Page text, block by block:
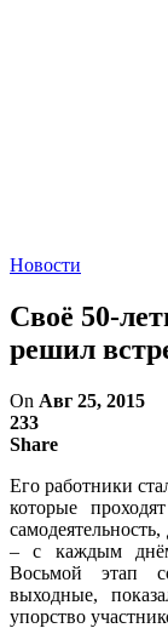
Новости
Своё 50-
решил
On Авг 25, 2015
233
Share
Его работники
которые
– с каждым днём
Восьмой этап
выходные,
упорство